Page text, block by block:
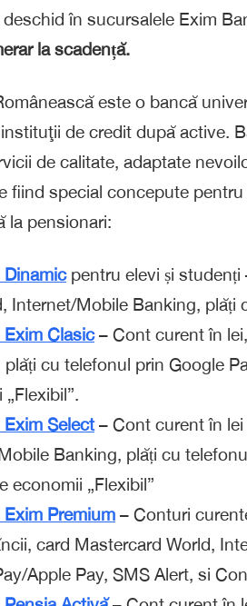
în sucursalele Exim
la scadență.
este o bancă
de cre­dit după active.
de calitate, adaptate
fiind special concepute
la pensionari:
Dinamicpentru elevi și studenți
Internet/Mobile Banking, plăți
Exim Clasic– Cont curent în
plăți cu telefonul prin Google
Select– Cont curent în lei
Banking, plăți cu
economii „Flexibil”
Premium – Conturi
card Mastercard World,
Apple Pay, SMS Alert, si